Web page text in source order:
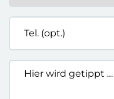
Tel.
(opt.)
Hier
wird